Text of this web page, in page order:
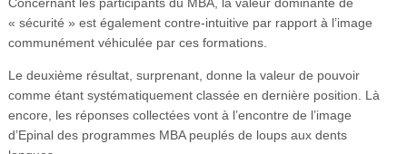
Concernant les participants du MBA, la valeur dominante de
« sécurité » est également contre-intuitive par rapport à l’image
communément véhiculée par ces formations.
Le deuxième résultat, surprenant, donne la valeur de pouvoir
comme étant systématiquement classée en dernière position. Là
encore, les réponses collectées vont à l’encontre de l’image
d’Epinal des programmes MBA peuplés de loups aux dents